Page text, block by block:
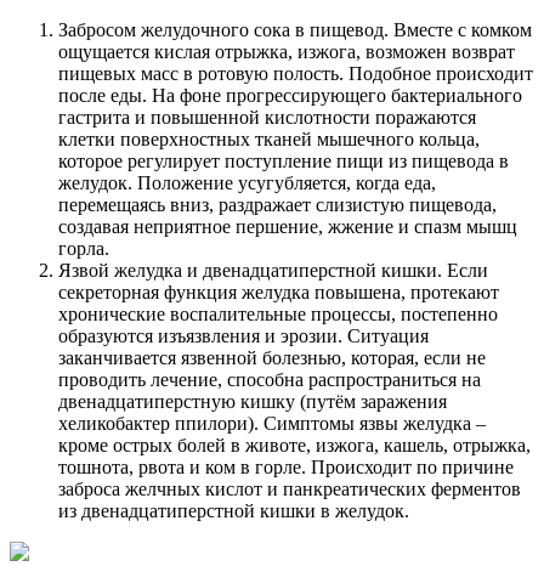
Забросом желудочного сока в пищевод. Вместе с комком
ощущается кислая отрыжка, изжога, возможен возврат
пищевых масс в ротовую полость. Подобное происходит
после еды. На фоне прогрессирующего бактериального
гастрита и повышенной кислотности поражаются
клетки поверхностных тканей мышечного кольца,
которое регулирует поступление пищи из пищевода в
желудок. Положение усугубляется, когда еда,
перемещаясь вниз, раздражает слизистую пищевода,
создавая неприятное першение, жжение и спазм мышц
горла.
Язвой желудка и двенадцатиперстной кишки. Если
секреторная функция желудка повышена, протекают
хронические воспалительные процессы, постепенно
образуются изъязвления и эрозии. Ситуация
заканчивается язвенной болезнью, которая, если не
проводить лечение, способна распространиться на
двенадцатиперстную кишку (путём заражения
хеликобактер ппилори). Симптомы язвы желудка –
кроме острых болей в животе, изжога, кашель, отрыжка,
тошнота, рвота и ком в горле. Происходит по причине
заброса желчных кислот и панкреатических ферментов
из двенадцатиперстной кишки в желудок.